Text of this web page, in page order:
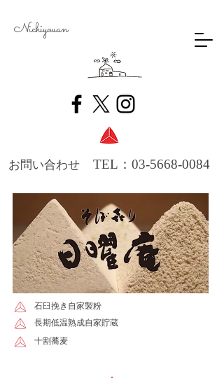
​Nichiyouan
お問い合わせ TEL：03-5668-0084
石臼挽き自家製粉
長期低温熟成自家貯蔵
十割蕎麦